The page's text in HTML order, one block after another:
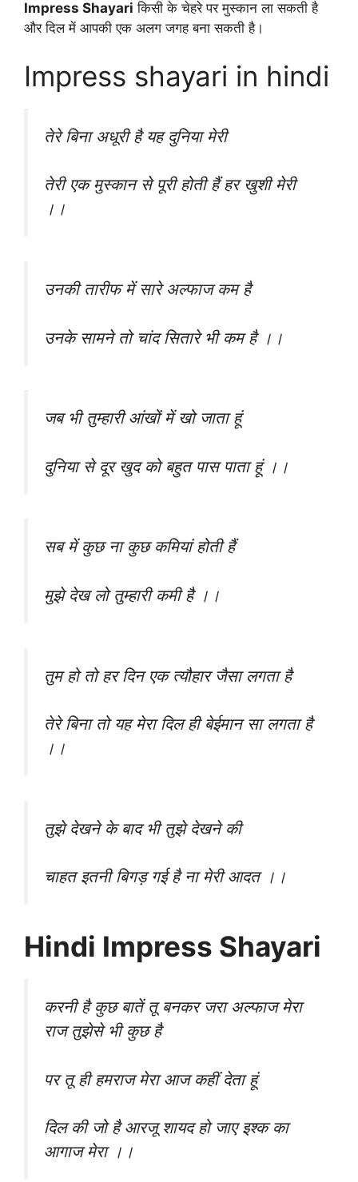
Impress Shayari किसी के चेहरे पर मुस्कान ला सकती है
और दिल में आपकी एक अलग जगह बना सकती है।
Impress shayari in hindi
तेरे बिना अधूरी है यह दुनिया मेरी
तेरी एक मुस्कान से पूरी होती हैं हर खुशी मेरी
।।
उनकी तारीफ में सारे अल्फाज कम है
उनके सामने तो चांद सितारे भी कम है ।।
जब भी तुम्हारी आंखों में खो जाता हूं
दुनिया से दूर खुद को बहुत पास पाता हूं ।।
सब में कुछ ना कुछ कमियां होती हैं
मुझे देख लो तुम्हारी कमी है ।।
तुम हो तो हर दिन एक त्यौहार जैसा लगता है
तेरे बिना तो यह मेरा दिल ही बेईमान सा लगता है
।।
तुझे देखने के बाद भी तुझे देखने की
चाहत इतनी बिगड़ गई है ना मेरी आदत ।।
Hindi Impress Shayari
करनी है कुछ बातें तू बनकर जरा अल्फाज मेरा
राज तुझेसे भी कुछ है
पर तू ही हमराज मेरा आज कहीं देता हूं
दिल की जो है आरजू शायद हो जाए इश्क का
आगाज मेरा ।।